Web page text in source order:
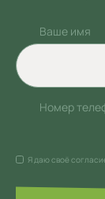
Ваше имя
Номер
Я даю своё